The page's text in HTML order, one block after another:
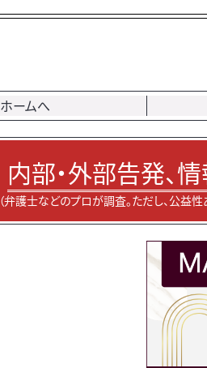
ホームへ
内部・外部告発、情
（弁護士などのプロが調査。ただし、公益性